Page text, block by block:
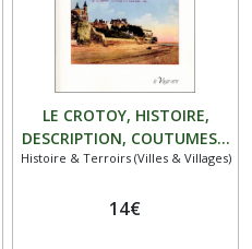
LE CROTOY, HISTOIRE,
DESCRIPTION, COUTUMES...
Histoire & Terroirs (Villes & Villages)
14€